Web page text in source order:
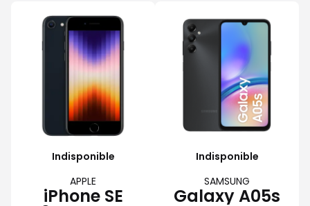
Indisponible
APPLE
iPhone SE
Indisponible
SAMSUNG
Galaxy A05s